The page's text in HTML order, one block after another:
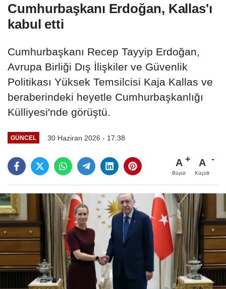
Cumhurbaşkanı Erdoğan, Kallas'ı
kabul etti
Cumhurbaşkanı Recep Tayyip Erdoğan,
Avrupa Birliği Dış İlişkiler ve Güvenlik
Politikası Yüksek Temsilcisi Kaja Kallas ve
beraberindeki heyetle Cumhurbaşkanlığı
Külliyesi'nde görüştü.
GÜNCEL 30 Haziran 2026 - 17:38
A
Büyüt
A
Küçült